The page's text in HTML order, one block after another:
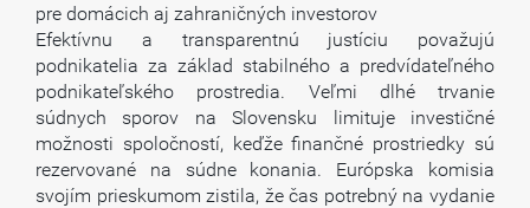
pre domácich aj zahraničných investorov
Efektívnu a transparentnú justíciu považujú
podnikatelia za základ stabilného a predvídateľného
podnikateľského prostredia. Veľmi dlhé trvanie
súdnych sporov na Slovensku limituje investičné
možnosti spoločností, keďže finančné prostriedky sú
rezervované na súdne konania. Európska komisia
svojím prieskumom zistila, že čas potrebný na vydanie